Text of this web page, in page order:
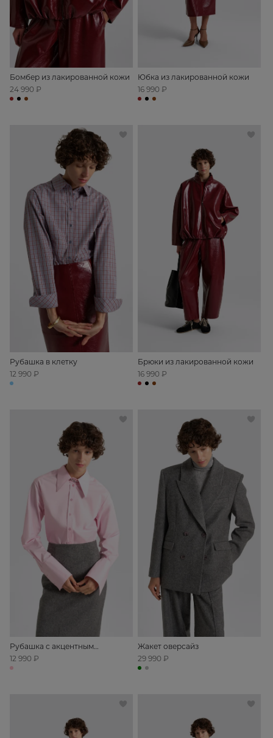
Бомбер из лакированной кожи
24 990 ₽
Юбка из лакированной кожи
16 990 ₽
Рубашка в клетку
12 990 ₽
Брюки из лакированной кожи
16 990 ₽
Рубашка с акцентным
воротником
12 990 ₽
Жакет оверсайз
29 990 ₽